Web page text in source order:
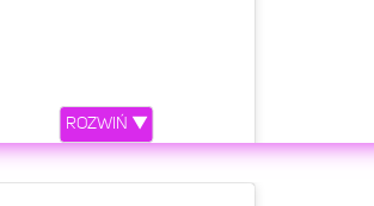
ROZWIŃ ▼